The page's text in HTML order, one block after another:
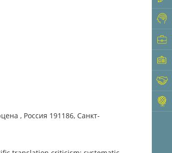
, Россия 191186, Санкт-